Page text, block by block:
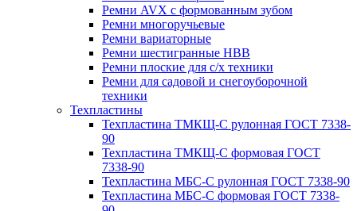
Ремни AVX с формованным зубом
Ремни многоручьевые
Ремни вариаторные
Ремни шестигранные HBB
Ремни плоские для с/х техники
Ремни для садовой и снегоуборочной
техники
Техпластины
Техпластина ТМКЩ-С рулонная ГОСТ 7338-
90
Техпластина ТМКЩ-С формовая ГОСТ
7338-90
Техпластина МБС-С рулонная ГОСТ 7338-90
Техпластина МБС-С формовая ГОСТ 7338-